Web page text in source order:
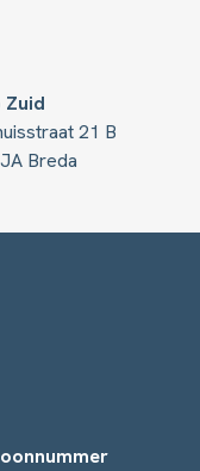
Zuid
21 B
Breda